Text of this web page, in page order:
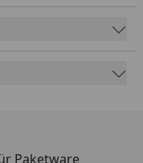
ABUS One (zuvor
Paketware